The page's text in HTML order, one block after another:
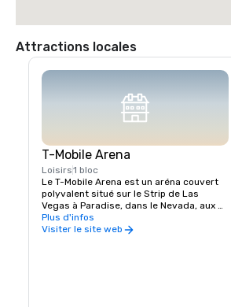
Attractions locales
T-Mobile Arena
Loisirs1 bloc
Le T-Mobile Arena est un aréna couvert
polyvalent situé sur le Strip de Las
Vegas à Paradise, dans le Nevada, aux
États-Unis. C'est le domicile des Golden
Knights de Vegas de la Ligue nationale
Plus d'infos
Visiter le site web